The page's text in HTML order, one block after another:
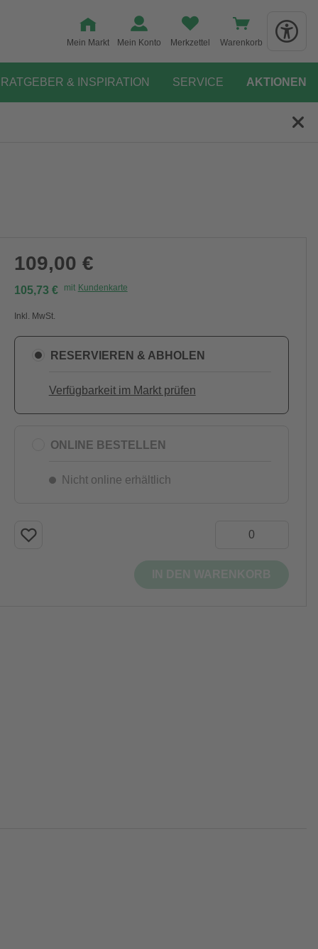
Mein Markt Mein Konto Merkzettel Warenkorb
RATGEBER & INSPIRATION SERVICE AKTIONEN
109,00 €
105,73 € mit Kundenkarte
Inkl. MwSt.
RESERVIEREN & ABHOLEN
Verfügbarkeit im Markt prüfen
ONLINE BESTELLEN
Nicht online erhältlich